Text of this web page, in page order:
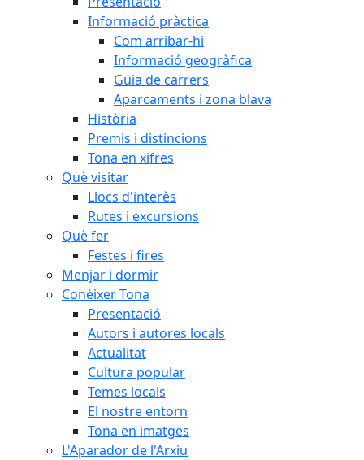
Informació pràctica
Com arribar-hi
Informació geogràfica
Guia de carrers
Aparcaments i zona blava
Història
Premis i distincions
Tona en xifres
Què visitar
Llocs d'interès
Rutes i excursions
Què fer
Festes i fires
Menjar i dormir
Conèixer Tona
Presentació
Autors i autores locals
Actualitat
Cultura popular
Temes locals
El nostre entorn
Tona en imatges
L'Aparador de l'Arxiu